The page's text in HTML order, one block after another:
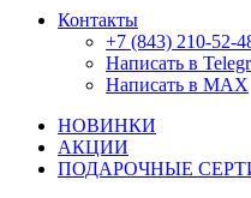
Контакты
+7 (843) 210-52-
Написать в
Написать в MAX
НОВИНКИ
АКЦИИ
ПОДАРОЧНЫЕ